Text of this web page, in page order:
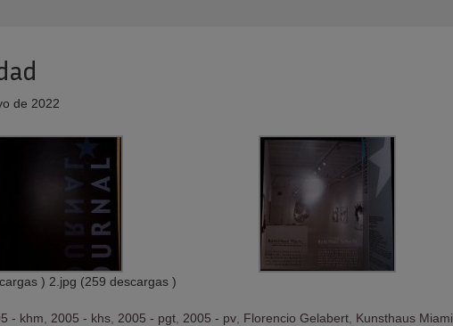
de 2022
) 2.jpg (259 descargas )
- khm 2005 - khs, 2005 - pgt, 2005 - pv, Florencio Gelabert, Kunsthaus Miami